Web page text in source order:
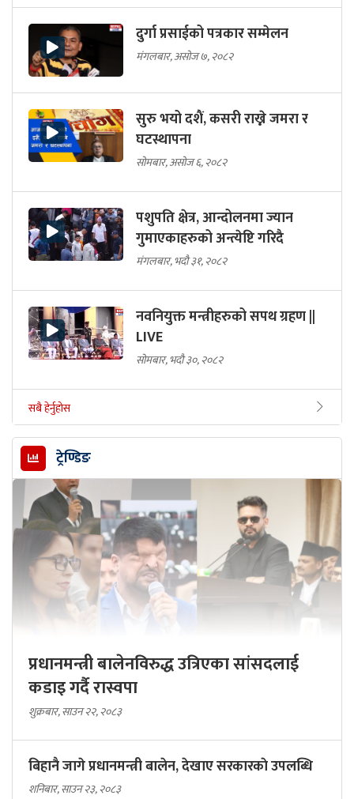
दुर्गा प्रसाईको पत्रकार सम्मेलन
मंगलबार, असोज ७, २०८२
सुरु भयो दशैं, कसरी राख्ने जमरा र
घटस्थापना
सोमबार, असोज ६, २०८२
पशुपति क्षेत्र, आन्दोलनमा ज्यान
गुमाएकाहरुको अन्त्येष्टि गरिदै
मंगलबार, भदौ ३१, २०८२
नवनियुक्त मन्त्रीहरुको सपथ ग्रहण ||
LIVE
सोमबार, भदौ ३०, २०८२
सबै हेर्नुहोस
ट्रेण्डिङ
प्रधानमन्त्री बालेनविरुद्ध उत्रिएका सांसदलाई
कडाइ गर्दै रास्वपा
शुक्रबार, साउन २२, २०८३
बिहानै जागे प्रधानमन्त्री बालेन, देखाए सरकारकाे उपलब्धि
शनिबार, साउन २३, २०८३